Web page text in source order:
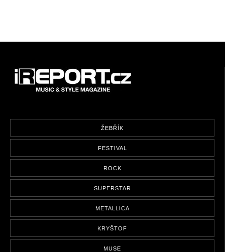
ŽEBŘÍK
FESTIVAL
ROCK
SUPERSTAR
METALLICA
KRYŠTOF
MUSE